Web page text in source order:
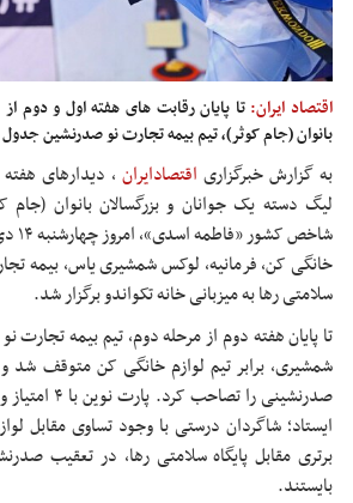
اقتصاد ایران: تا پایان رقابت های هفته اول و دوم
بانوان (جام کوثر)، تیم بیمه تجارت نو صدرنشین
به گزارش خبرگزاری اقتصادایران، دیدارهای
لیگ دسته یک جوانان و بزرگسالان بانوان (جام
خانگی کن، فرمانیه، لوکس شمشیری یاس، بیمه
سلامتی رها به میزبانی خانه تکواندو برگزار شد.
تا پایان هفته دوم از مرحله دوم، تیم بیمه تجارت
صدرنشینی را
ایستاد؛ شاگردان درستی با وجود تساوی مقابل
برتری مقابل پایگاه سلامتی رها، در تعقیب
بایستند.